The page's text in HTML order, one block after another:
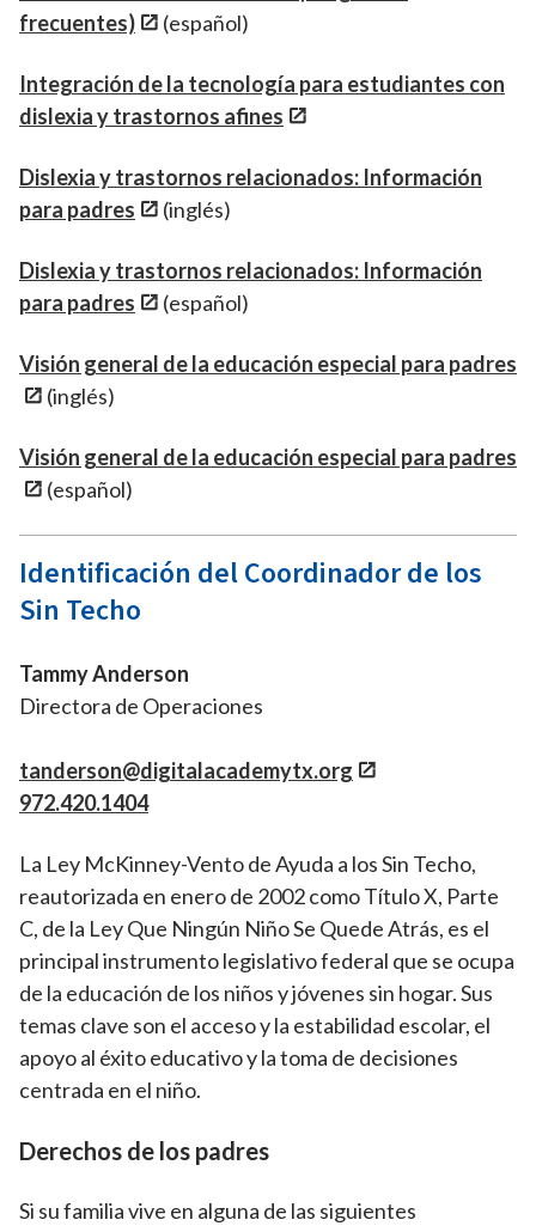
frecuentes)
(español)
Integración de la tecnología para estudiantes con
dislexia y trastornos afines
Dislexia y trastornos relacionados: Información
para padres
(inglés)
Dislexia y trastornos relacionados: Información
para padres
(español)
Visión general de la educación especial para padres
(inglés)
Visión general de la educación especial para padres
(español)
Identificación del Coordinador de los
Sin Techo
Tammy Anderson
Directora de Operaciones
tanderson@digitalacademytx.org
972.420.1404
La Ley McKinney-Vento de Ayuda a los Sin Techo,
reautorizada en enero de 2002 como Título X, Parte
C, de la Ley Que Ningún Niño Se Quede Atrás, es el
principal instrumento legislativo federal que se ocupa
de la educación de los niños y jóvenes sin hogar. Sus
temas clave son el acceso y la estabilidad escolar, el
apoyo al éxito educativo y la toma de decisiones
centrada en el niño.
Derechos de los padres
Si su familia vive en alguna de las siguientes